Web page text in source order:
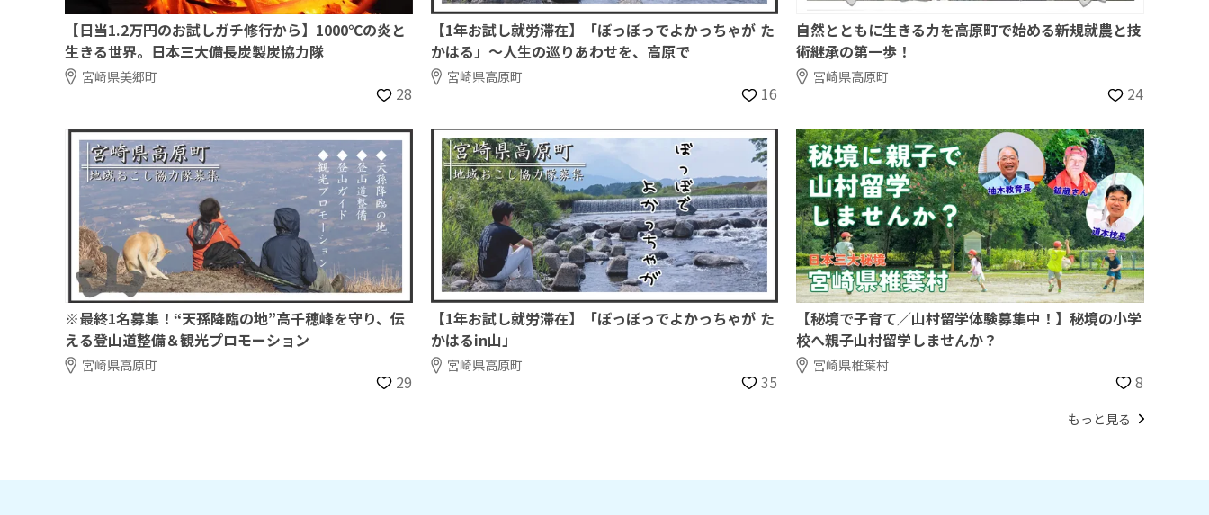
【日当1.2万円のお試しガチ修行から】1000℃の炎と
生きる世界。日本三大備長炭製炭協力隊
宮崎県美郷町
28
【1年お試し就労滞在】「ぼっぼっでよかっちゃが た
かはる」～人生の巡りあわせを、高原で
宮崎県高原町
16
自然とともに生きる力を――高原町で始める新規就農と技
術継承の第一歩！
宮崎県高原町
24
※最終1名募集！“天孫降臨の地”高千穂峰を守り、伝
える登山道整備＆観光プロモーション
宮崎県高原町
29
【1年お試し就労滞在】「ぼっぼっでよかっちゃが た
かはるin山」
宮崎県高原町
35
【秘境で子育て／山村留学体験募集中！】秘境の小学
校へ親子山村留学しませんか？
宮崎県椎葉村
8
もっと見る